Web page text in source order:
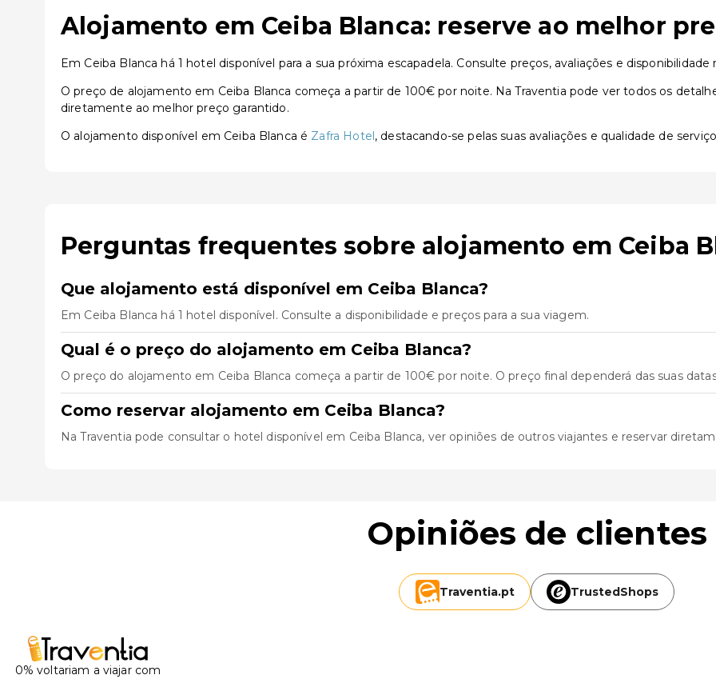
Alojamento em Ceiba Blanca: reserve ao melhor
Em Ceiba Blanca há 1 hotel disponível para a sua próxima escapadela. Consulte preços, avaliações e disponibilidade
O preço de alojamento em Ceiba Blanca começa a partir de 100€ por noite. Na Traventia pode ver todos os
diretamente ao melhor preço garantido.
O alojamento disponível em Ceiba Blanca é Zafra Hotel, destacando-se pelas suas avaliações e qualidade de
Perguntas frequentes sobre alojamento em Ceiba
Que alojamento está disponível em Ceiba Blanca?
Em Ceiba Blanca há 1 hotel disponível. Consulte a disponibilidade e preços para a sua viagem.
Qual é o preço do alojamento em Ceiba Blanca?
O preço do alojamento em Ceiba Blanca começa a partir de 100€ por noite. O preço final dependerá das suas
Como reservar alojamento em Ceiba Blanca?
Na Traventia pode consultar o hotel disponível em Ceiba Blanca, ver opiniões de outros viajantes e reservar
Opiniões de clientes
Traventia.pt TrustedShops
0% voltariam a viajar com